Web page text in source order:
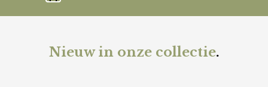
Nieuw in onze collectie.